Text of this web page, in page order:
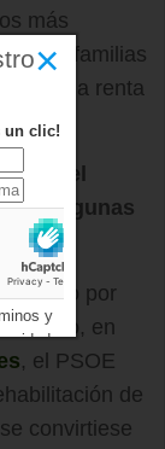
más
paro, familias
una renta
el
de algunas
por
Incluso, en
, el PSOE
de
convirtiese
×
un clic!
y